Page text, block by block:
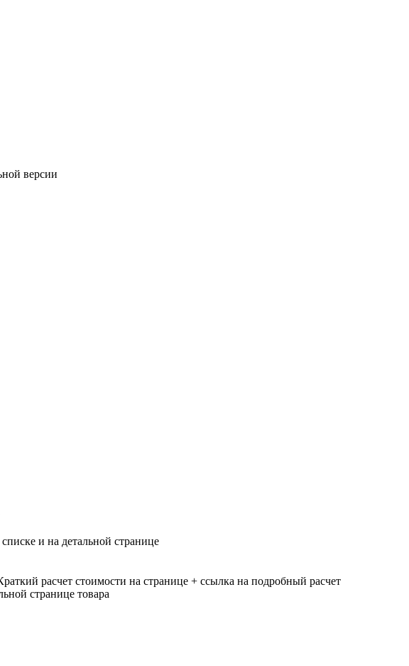
версии
и на детальной странице
расчет стоимости на странице + ссылка на подробный расчет
странице товара